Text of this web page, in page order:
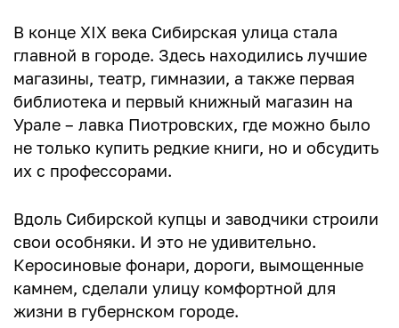
В конце XIX века Сибирская улица стала
главной в городе. Здесь находились лучшие
магазины, театр, гимназии, а также первая
библиотека и первый книжный магазин на
Урале – лавка Пиотровских, где можно было
не только купить редкие книги, но и обсудить
их с профессорами.
Вдоль Сибирской купцы и заводчики строили
свои особняки. И это не удивительно.
Керосиновые фонари, дороги, вымощенные
камнем, сделали улицу комфортной для
жизни в губернском городе.